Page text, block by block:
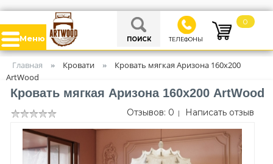
Меню ПОИСК ТЕЛЕФОНЫ
0
Главная » Кровати »
Кровать мягкая Аризона 160х200
ArtWood
Кровать мягкая Аризона 160х200 ArtWood
Отзывов: 0 | Написать отзыв